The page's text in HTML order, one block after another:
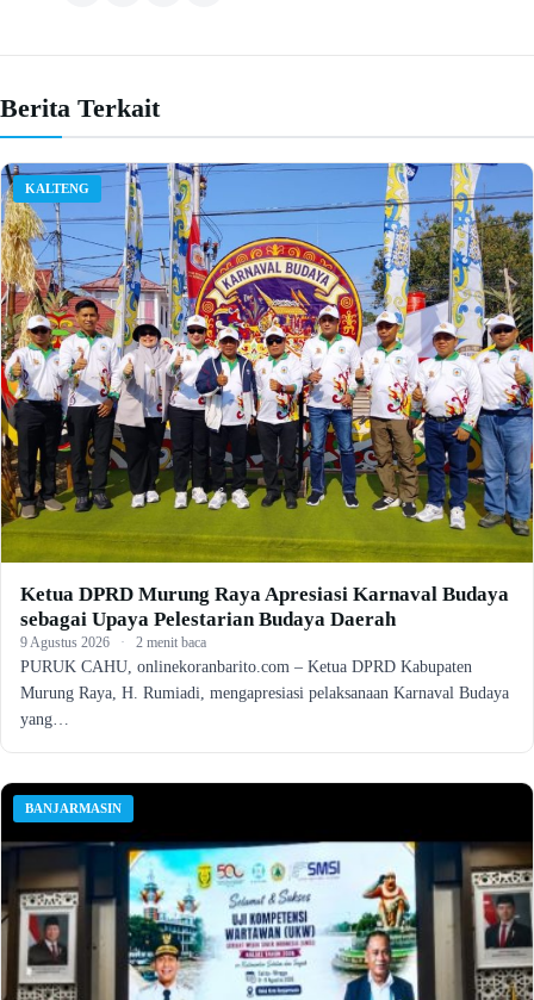
Berita Terkait
KALTENG
Ketua DPRD Murung Raya Apresiasi Karnaval Budaya
sebagai Upaya Pelestarian Budaya Daerah
9 Agustus 2026 · 2 menit baca
PURUK CAHU, onlinekoranbarito.com – Ketua DPRD Kabupaten
Murung Raya, H. Rumiadi, mengapresiasi pelaksanaan Karnaval Budaya
yang…
BANJARMASIN